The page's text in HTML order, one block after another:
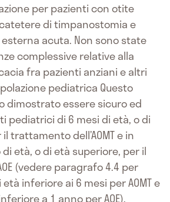
per pazienti con otite
di timpanostomia e
acuta. Non sono state
complessive relative alla
fra pazienti anziani e altri
pediatrica Questo
dimostrato essere sicuro ed
pediatrici di 6 mesi di età, o di
trattamento dell’AOMT e in
età, o di età superiore, per il
(vedere paragrafo 4.4 per
inferiore ai 6 mesi per AOMT e
a 1 anno per AOE).